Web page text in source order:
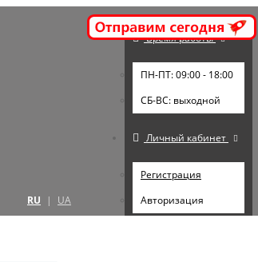
RU | UA
Время работы
ПН-ПТ: 09:00 - 18:00
СБ-ВС: выходной
Личный кабинет
Регистрация
Авторизация